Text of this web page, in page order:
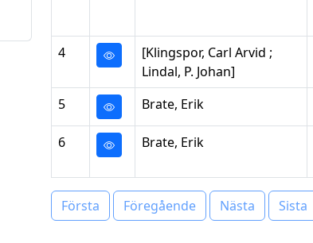
4
[Klingspor, Carl Arvid ;
Lindal, P. Johan]
5 Brate, Erik
6 Brate, Erik
Första Föregående Nästa Sista